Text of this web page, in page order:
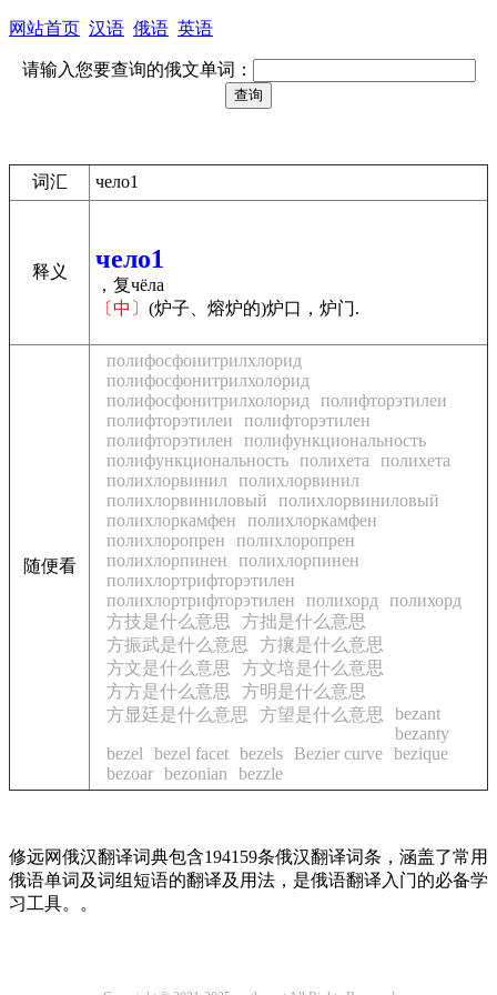
网站首页 汉语 俄语 英语
请输入您要查询的俄文单词：
词汇 чело1
释义 чело1
，复чёла
〔中〕 (炉子、熔炉的)炉口，炉门.
随便看
полифосфоиитрилхлорид
полифосфонитрилхолорид
полифосфонитрилхолорид
полифторэтилеи
полифторэтилеи
полифторэтилен
полифторэтилен
полифункциональность
полифункциональность полихета
полихета
полихлорвинил
полихлорвинил
полихлорвиниловый
полихлорвиниловый
полихлоркамфен
полихлоркамфен
полихлоропрен
полихлоропрен
полихлорпинен
полихлорпинен
полихлортрифторэтилен
полихлортрифторэтилен
полихорд
полихорд
方技是什么意思
方拙是什么意思
方振武是什么意思
方攘是什么意思
方文是什么意思
方文培是什么意思
方方是什么意思
方明是什么意思
方显廷是什么意思
方望是什么意思
bezant
bezanty
bezel
bezel facet bezels Bezier curve bezique
bezoar bezonian bezzle
修远网俄汉翻译词典包含194159条俄汉翻译词条，涵盖了常用
俄语单词及词组短语的翻译及用法，是俄语翻译入门的必备学
习工具。。